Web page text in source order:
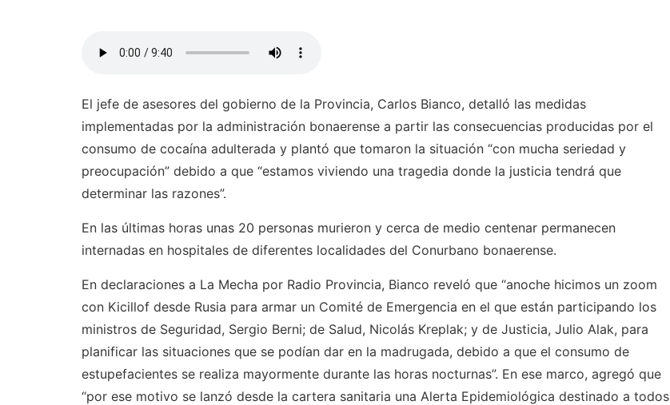
El jefe de asesores del gobierno de la Provincia, Carlos Bianco, detalló las medidas
implementadas por la administración bonaerense a partir las consecuencias producidas por el
consumo de cocaína adulterada y plantó que tomaron la situación “con mucha seriedad y
preocupación” debido a que “estamos viviendo una tragedia donde la justicia tendrá que
determinar las razones”.
En las últimas horas unas 20 personas murieron y cerca de medio centenar permanecen
internadas en hospitales de diferentes localidades del Conurbano bonaerense.
En declaraciones a La Mecha por Radio Provincia, Bianco reveló que “anoche hicimos un zoom
con Kicillof desde Rusia para armar un Comité de Emergencia en el que están participando los
ministros de Seguridad, Sergio Berni; de Salud, Nicolás Kreplak; y de Justicia, Julio Alak, para
planificar las situaciones que se podían dar en la madrugada, debido a que el consumo de
estupefacientes se realiza mayormente durante las horas nocturnas”. En ese marco, agregó que
“por ese motivo se lanzó desde la cartera sanitaria una Alerta Epidemiológica destinado a todos